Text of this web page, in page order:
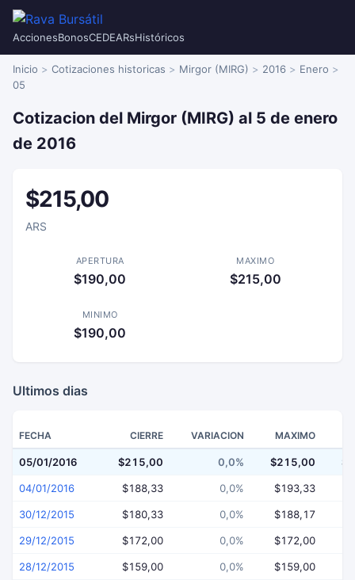
AccionesBonosCEDEARsHistóricos
Inicio Cotizaciones historicas Mirgor (MIRG) 2016
Enero
05
Cotizacion del Mirgor (MIRG) al 5 de enero
de 2016
$215,00
ARS
APERTURA
$190,00
MAXIMO
$215,00
MINIMO
$190,00
Ultimos dias
FECHA CIERRE VARIACION MAXIMO
05/01/2016 $215,00 0,0% $215,00
04/01/2016 $188,33 0,0% $193,33
30/12/2015 $180,33 0,0% $188,17
29/12/2015 $172,00 0,0% $172,00
28/12/2015 $159,00 0,0% $159,00